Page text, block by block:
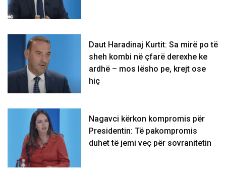
Daut Haradinaj Kurtit: Sa mirë po të
sheh kombi në çfarë derexhe ke
ardhë – mos lësho pe, krejt ose
hiç
Nagavci kërkon kompromis për
Presidentin: Të pakompromis
duhet të jemi veç për sovranitetin